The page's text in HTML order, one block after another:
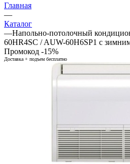
Главная
—
Каталог
—Напольно-потолочный
60HR4SC / AUW-60H6SP1 с
Промокод -15%
Доставка + подъем бесплатно